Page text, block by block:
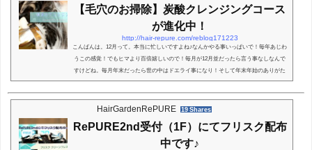
【毛穴のお掃除】炭酸クレンジングコース
が進化中！
http://hair-repure.com/reblog171223
こんばんは。12月って。本当に忙しいですよね♪なんかやる事いっぱいで！毎年あじわ
うこの感覚！でもヒマより百倍嬉しいので！毎月が12月並だったら言う事なしなんで
すけどね。毎月年末だったら世の中はドエライ事になり！そして年末年始のありがた
い感も無くなりそうなので。3か月に1回でいいかな！そんな年末サイクルを！世の中
に？って思ってるAKIRAです。冒頭あいさつ文が長くなりました。でも思ってるだけ
なので！誰にも迷惑はかけてないです！さて今日は『炭酸クレンジングコース』が進
HairGardenRePURE 19 Shares
RePURE2nd受付（1F）にてフリスク配布
中です♪